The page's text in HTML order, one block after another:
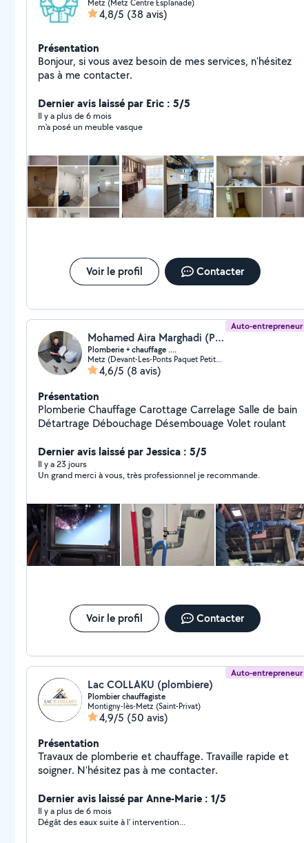
Metz (Metz Centre Esplanade)
4,8/5 (38 avis)
Présentation
Bonjour, si vous avez besoin de mes services, n'hésitez
pas à me contacter.
Dernier avis laissé par Eric : 5/5
Il y a plus de 6 mois
m'a posé un meuble vasque
Voir le profil Contacter
Auto-entrepreneur
Mohamed Aira Marghadi (Plombier A metz Chauffagiste)
Plomberie + chauffage ....
Metz (Devant-Les-Ponts Paquet Petite Ile)
4,6/5 (8 avis)
Présentation
Plomberie Chauffage Carottage Carrelage Salle de bain
Détartrage Débouchage Désembouage Volet roulant
Dernier avis laissé par Jessica : 5/5
Il y a 23 jours
Un grand merci à vous, très professionnel je recommande.
Voir le profil Contacter
Auto-entrepreneur
Lac COLLAKU (plombiere)
Plombier chauffagiste
Montigny-lès-Metz (Saint-Privat)
4,9/5 (50 avis)
Présentation
Travaux de plomberie et chauffage. Travaille rapide et
soigner. N'hésitez pas à me contacter.
Dernier avis laissé par Anne-Marie : 1/5
Il y a plus de 6 mois
Dégât des eaux suite à l' intervention...